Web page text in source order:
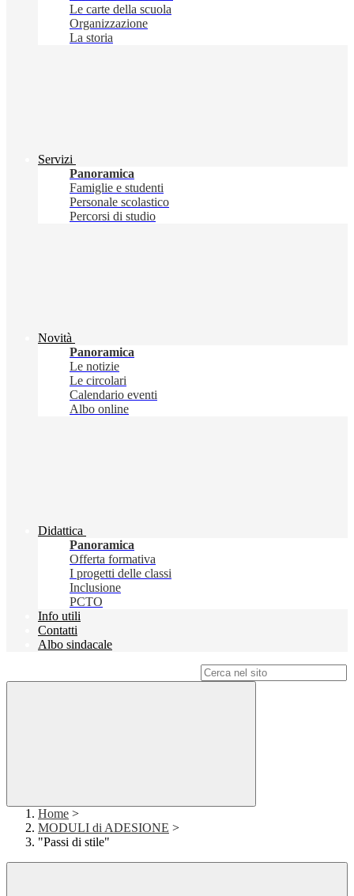
Le carte della scuola
Organizzazione
La storia
Servizi
Panoramica
Famiglie e studenti
Personale scolastico
Percorsi di studio
Novità
Panoramica
Le notizie
Le circolari
Calendario eventi
Albo online
Didattica
Panoramica
Offerta formativa
I progetti delle classi
Inclusione
PCTO
Info utili
Contatti
Albo sindacale
Home >
MODULI di ADESIONE >
"Passi di stile"